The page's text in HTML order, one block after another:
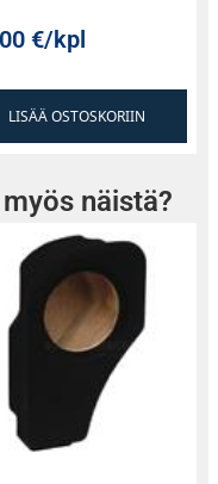
€/kpl
LISÄÄ OSTOSKORIIN
näistä?